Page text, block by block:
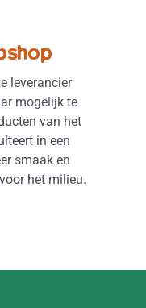
leverancier
mogelijk te
van het
in een
smaak en
het milieu.